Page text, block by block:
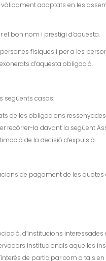
adoptats en les
el bon nom i prestigi d’aquesta.
físiques i per a les
d’aquesta obligació.
següents casos:
de les obligacions ressenyades
recórrer-la davant la següent
de la decisió d’expulsió.
de pagament de les quotes
d’institucions interessades
Institucionals aquelles
de participar com a tals